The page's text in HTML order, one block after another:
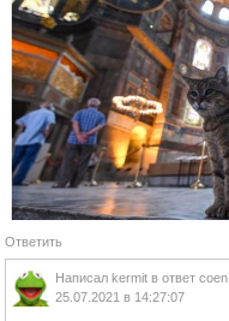
Ответить
Написал kermit в ответ coen
25.07.2021 в 14:27:07